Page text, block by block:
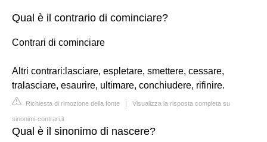
Qual è il contrario di cominciare?
Contrari di cominciare
Altri contrari:lasciare, espletare, smettere, cessare,
tralasciare, esaurire, ultimare, conchiudere, rifinire.
Richiesta di rimozione della fonte | Visualizza la risposta completa su
sinonimi-contrari.it
Qual è il sinonimo di nascere?